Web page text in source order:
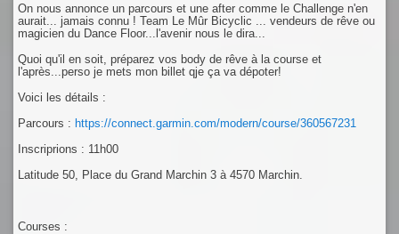
On nous annonce un parcours et une after comme le Challenge n'en
aurait... jamais connu ! Team Le Mûr Bicyclic ... vendeurs de rêve ou
magicien du Dance Floor...l'avenir nous le dira...
Quoi qu'il en soit, préparez vos body de rêve à la course et
l'après...perso je mets mon billet qje ça va dépoter!
Voici les détails :
Parcours : https://connect.garmin.com/modern/course/360567231
Inscriprions : 11h00
Latitude 50, Place du Grand Marchin 3 à 4570 Marchin.
Courses :